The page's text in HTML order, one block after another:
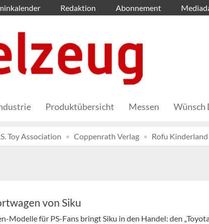
Redaktion Abonnement
Produktübersicht Messen Wünsch
Toy Association Coppenrath Verlag Rofu Kinderland
von Siku
Modelle für PS-Fans bringt Siku in den Handel: den